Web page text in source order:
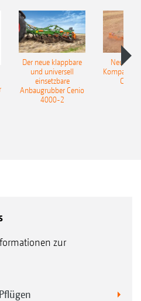
Der neue klappbare
und universell
einsetzbare
Anbaugrubber Cenio
4000-2
Neue
zur